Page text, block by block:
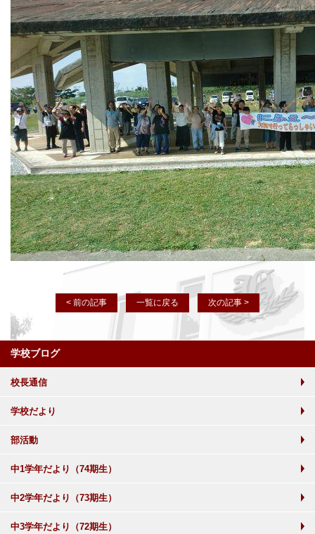
< 前の記事 一覧に戻る 次の記事 >
学校ブログ
校長通信
学校だより
部活動
中1学年だより（74期生）
中2学年だより（73期生）
中3学年だより（72期生）